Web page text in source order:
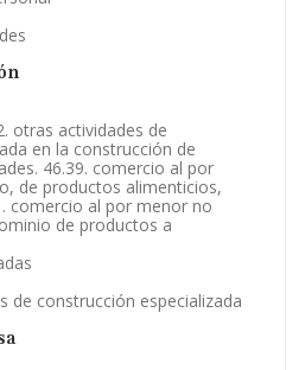
otras actividades de
en la construcción de
46.39. comercio al por
de productos alimenticios,
comercio al por menor no
de productos a
de construcción especializada